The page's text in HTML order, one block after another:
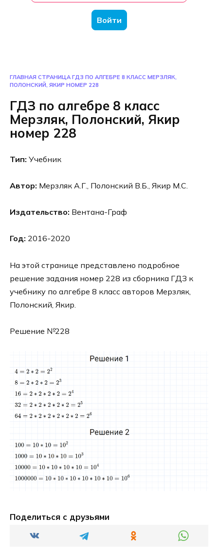
Войти
ГЛАВНАЯ СТРАНИЦА ГДЗ ПО АЛГЕБРЕ 8 КЛАСС МЕРЗЛЯК,
ПОЛОНСКИЙ, ЯКИР НОМЕР 228
ГДЗ по алгебре 8 класс
Мерзляк, Полонский, Якир
номер 228
Тип: Учебник
Автор: Мерзляк А.Г., Полонский В.Б., Якир М.С.
Издательство: Вентана-Граф
Год: 2016-2020
На этой странице представлено подробное
решение задания номер 228 из сборника ГДЗ к
учебнику по алгебре 8 класс авторов Мерзляк,
Полонский, Якир.
Решение №228
Поделиться с друзьями